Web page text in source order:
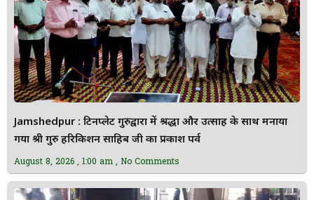
Jamshedpur : टिनप्लेट गुरुद्वारा में श्रद्धा और उत्साह के साथ मनाया
गया श्री गुरु हरिकिशन साहिब जी का प्रकाश पर्व
August 8, 2026 1:00 am No Comments